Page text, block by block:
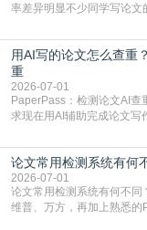
率差异明显不少同学写论文
实际情况和大家想的不太
内容本质是按照语义概率
直接引用整段已有内容，所
用AI写的论文怎么查重
重
2026-07-01
PaperPass：检测论文AI查
求现在用AI辅助完成论文写
但很多人忽略了，AI生成
含大量已公开的学术内容、
复片
论文常用检测系统有何
2026-07-01
论文常用检测系统有何不同？ 现在高校和期刊常用的论文查重系统主要是知
维普、万方，再加上熟悉的